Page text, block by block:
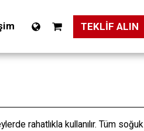
TEKLIF ALIN
rahatlıkla kullanılır. Tüm soğuk